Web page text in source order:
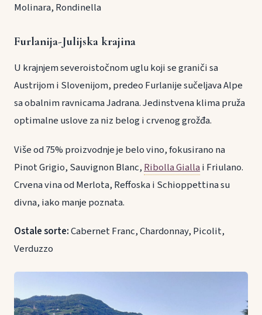
Molinara, Rondinella
Furlanija-Julijska krajina
U krajnjem severoistočnom uglu koji se graniči sa
Austrijom i Slovenijom, predeo Furlanije sučeljava Alpe
sa obalnim ravnicama Jadrana. Jedinstvena klima pruža
optimalne uslove za niz belog i crvenog grožđa.
Više od 75% proizvodnje je belo vino, fokusirano na
Pinot Grigio, Sauvignon Blanc, Ribolla Gialla i Friulano.
Crvena vina od Merlota, Reffoska i Schioppettina su
divna, iako manje poznata.
Ostale sorte:Cabernet Franc, Chardonnay, Picolit,
Verduzzo